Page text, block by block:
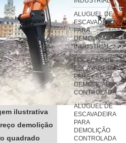
uma empresa
o site da
Uma
alto know-how
concreto, cort...
ilustrativa
demolição
quadrado
ALUGUEL DE
ESCAVADEIRA
PARA
DEMOLIÇÃO
INDUSTRIAL
LOCAÇÃO DE
ESCAVADEIRA
PARA
DEMOLIÇÃO
CONTROLADA
ALUGUEL DE
ESCAVADEIRA
PARA
DEMOLIÇÃO
CONTROLADA